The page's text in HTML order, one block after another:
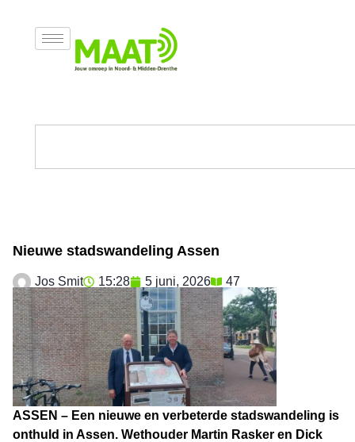
Nieuwe stadswandeling Assen
Jos Smit 15:28 5 juni, 2026 47
ASSEN – Een nieuwe en verbeterde stadswandeling is
onthuld in Assen. Wethouder Martin Rasker en Dick